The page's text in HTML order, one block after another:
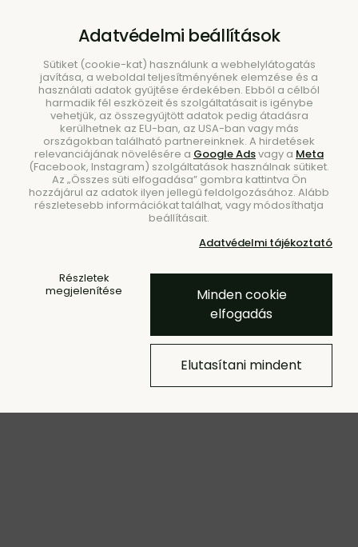
Keresés
Edo gyümölcstál – fehér
Adatvédelmi beállítások
Sütiket (cookie-kat) használunk a webhelylátogatás
javítása, a weboldal teljesítményének elemzése és a
használati adatok gyűjtése érdekében. Ebből a célból
harmadik fél eszközeit és szolgáltatásait is igénybe
vehetjük, az összegyűjtött adatok pedig átadásra
kerülhetnek az EU-ban, az USA-ban vagy más
országokban található partnereinknek. A hirdetések
relevanciájának növelésére a Google Adsvagy a Meta
(Facebook, Instagram) szolgáltatások használnak sütiket.
Az „Összes süti elfogadása” gombra kattintva Ön
hozzájárul az adatok ilyen jellegű feldolgozásához. Alább
részletesebb információkat találhat, vagy módosíthatja
beállításait.
Adatvédelmi tájékoztató
Részletek
megjelenítése
Minden cookie
elfogadás
Elutasítani mindent